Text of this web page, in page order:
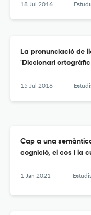
18 Jul 2016
La pronunciació de
'Diccionari
15 Jul 2016
Cap a una
cognició, el cos i la
1 Jan 2021